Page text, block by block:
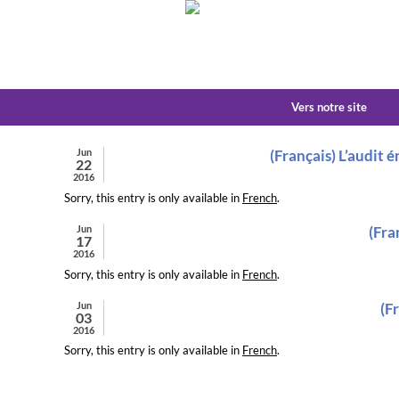
Vers notre site
Jun
22
2016
(Français) L’audit
Sorry, this entry is only available in French.
Jun
17
2016
Sorry, this entry is only available in French.
Jun
03
2016
Sorry, this entry is only available in French.